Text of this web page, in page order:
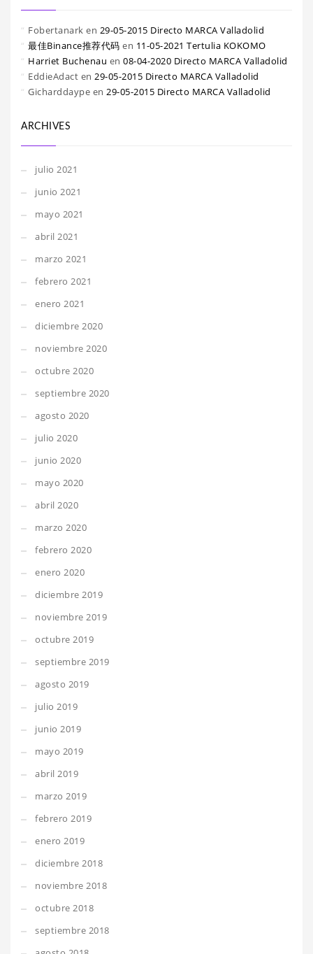
Fobertanark en 29-05-2015 Directo MARCA Valladolid
最佳Binance推荐代码 en 11-05-2021 Tertulia KOKOMO
Harriet Buchenau en 08-04-2020 Directo MARCA Valladolid
EddieAdact en 29-05-2015 Directo MARCA Valladolid
Gicharddaype en 29-05-2015 Directo MARCA Valladolid
ARCHIVES
julio 2021
junio 2021
mayo 2021
abril 2021
marzo 2021
febrero 2021
enero 2021
diciembre 2020
noviembre 2020
octubre 2020
septiembre 2020
agosto 2020
julio 2020
junio 2020
mayo 2020
abril 2020
marzo 2020
febrero 2020
enero 2020
diciembre 2019
noviembre 2019
octubre 2019
septiembre 2019
agosto 2019
julio 2019
junio 2019
mayo 2019
abril 2019
marzo 2019
febrero 2019
enero 2019
diciembre 2018
noviembre 2018
octubre 2018
septiembre 2018